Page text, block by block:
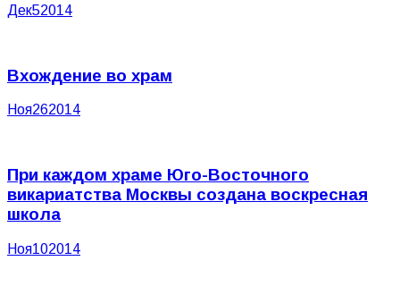
Дек52014
Вхождение во храм
Ноя262014
При каждом храме Юго-Восточного
викариатства Москвы создана воскресная
школа
Ноя102014